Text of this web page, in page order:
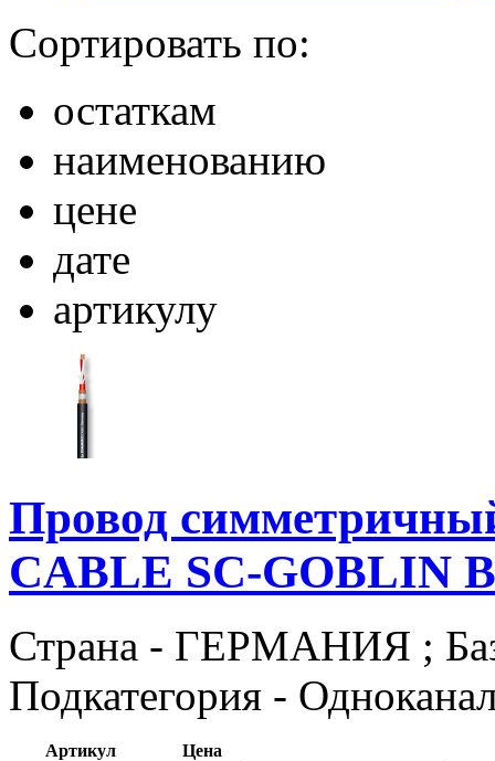
Сортировать по:
остаткам
наименованию
цене
дате
артикулу
Провод
CABLE SC-GOBLIN
Страна - ГЕРМАНИЯ ;
Подкатегория -
Артикул
Цена